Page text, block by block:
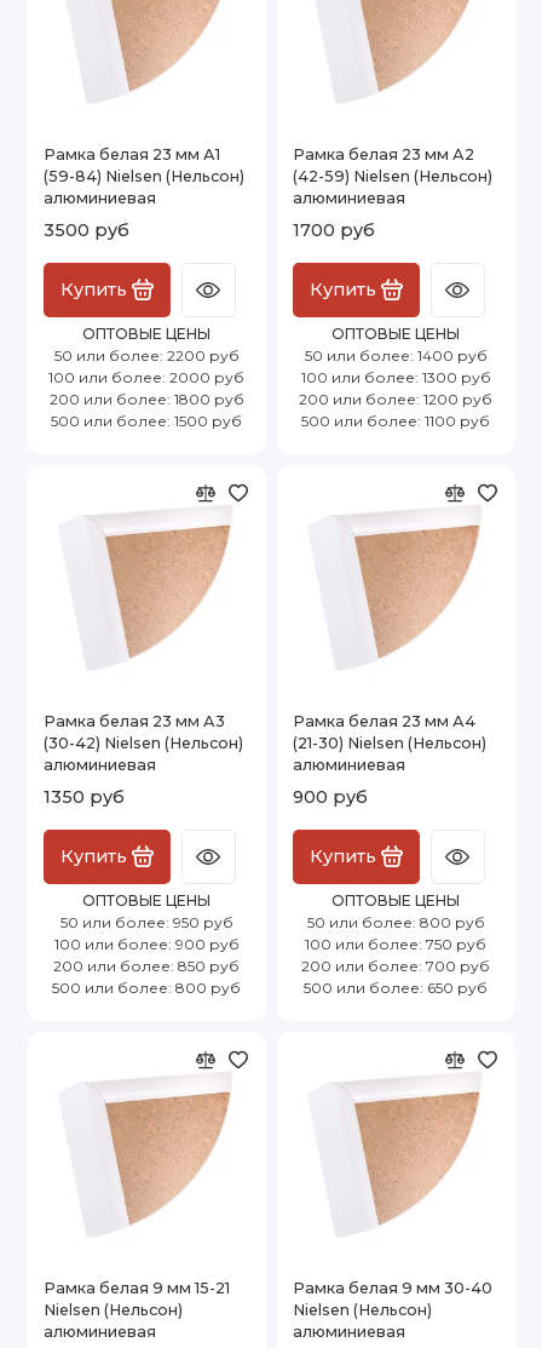
Рамка белая 23 мм А1
(59-84) Nielsen (Нельсон)
алюминиевая
3500 руб
Купить
ОПТОВЫЕ ЦЕНЫ
50 или более: 2200 руб
100 или более: 2000 руб
200 или более: 1800 руб
500 или более: 1500 руб
Рамка белая 23 мм А2
(42-59) Nielsen (Нельсон)
алюминиевая
1700 руб
Купить
ОПТОВЫЕ ЦЕНЫ
50 или более: 1400 руб
100 или более: 1300 руб
200 или более: 1200 руб
500 или более: 1100 руб
Рамка белая 23 мм А3
(30-42) Nielsen (Нельсон)
алюминиевая
1350 руб
Купить
ОПТОВЫЕ ЦЕНЫ
50 или более: 950 руб
100 или более: 900 руб
200 или более: 850 руб
500 или более: 800 руб
Рамка белая 23 мм А4
(21-30) Nielsen (Нельсон)
алюминиевая
900 руб
Купить
ОПТОВЫЕ ЦЕНЫ
50 или более: 800 руб
100 или более: 750 руб
200 или более: 700 руб
500 или более: 650 руб
Рамка белая 9 мм 15-21
Nielsen (Нельсон)
алюминиевая
Рамка белая 9 мм 30-40
Nielsen (Нельсон)
алюминиевая